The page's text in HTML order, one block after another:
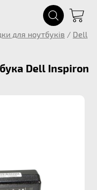
для ноутбуків / Dell
Dell Inspiron